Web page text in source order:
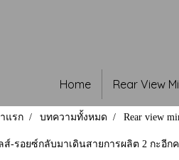
Home Rear View
แรก บทความทั้งหมด Rear view
ส์-รอยซ์กลับมาเดินสายการผลิต 2 กะอีก